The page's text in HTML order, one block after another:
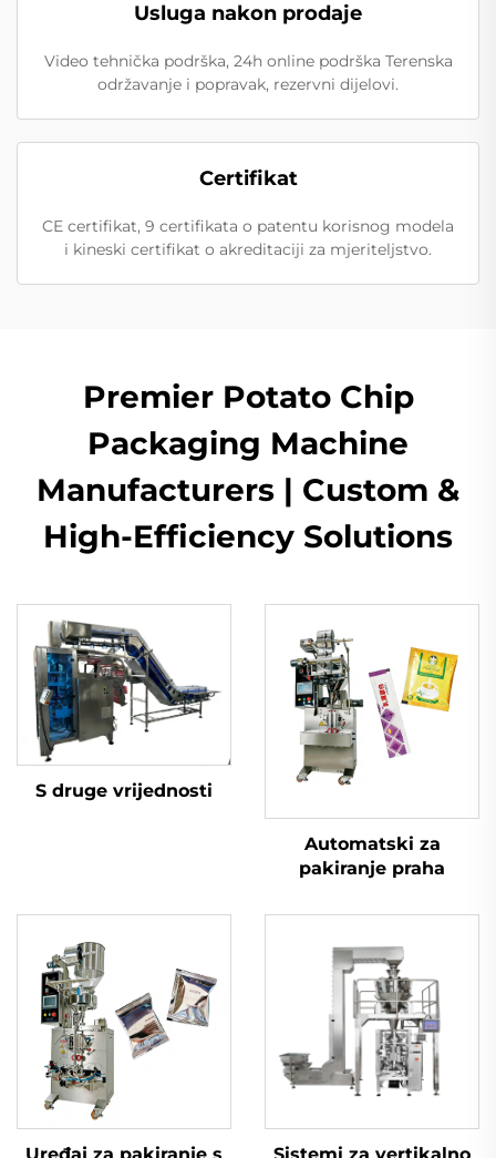
Usluga nakon prodaje
Video tehnička podrška, 24h online podrška Terenska
održavanje i popravak, rezervni dijelovi.
Certifikat
CE certifikat, 9 certifikata o patentu korisnog modela
i kineski certifikat o akreditaciji za mjeriteljstvo.
Premier Potato Chip
Packaging Machine
Manufacturers | Custom &
High-Efficiency Solutions
S druge vrijednosti
Automatski za
pakiranje praha